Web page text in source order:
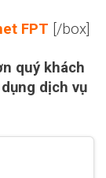
FPT [/box]
quý khách
dịch vụ